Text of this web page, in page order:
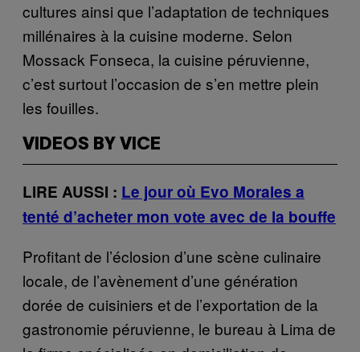
cultures ainsi que l’adaptation de techniques
millénaires à la cuisine moderne. Selon
Mossack Fonseca, la cuisine péruvienne,
c’est surtout l’occasion de s’en mettre plein
les fouilles.
VIDEOS BY VICE
LIRE AUSSI : Le jour où Evo Morales a
tenté d’acheter mon vote avec de la bouffe
Profitant de l’éclosion d’une scène culinaire
locale, de l’avènement d’une génération
dorée de cuisiniers et de l’exportation de la
gastronomie péruvienne, le bureau à Lima de